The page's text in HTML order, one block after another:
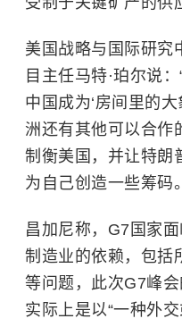
美国战略与国际研究
目主任马特·珀尔说
中国成为‘房间里的
洲还有其他可以合作
制衡美国，并让特朗
为自己创造一些筹码
昌加尼称，G7国家
制造业的依赖，包括
等问题，此次G7峰
实际上是以“一种外